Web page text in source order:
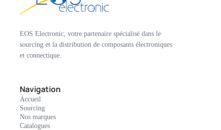
EOS Electronic, votre partenaire spécialisé dans le
sourcing et la distribution de composants électroniques
et connectique.
Navigation
Accueil
Sourcing
Nos marques
Catalogues